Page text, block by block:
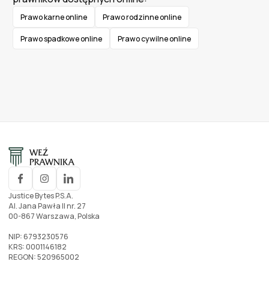
Prawo karne online Prawo rodzinne online
Prawo spadkowe online Prawo cywilne online
Justice Bytes P.S.A.
Al. Jana Pawła II nr. 27
00-867 Warszawa, Polska
NIP: 6793230576
KRS: 0001146182
REGON: 520965002